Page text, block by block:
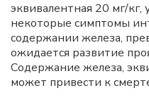
эквивалентная 20 мг/
некоторые симптомы
содержании железа,
ожидается развитие
Содержание железа,
может привести к